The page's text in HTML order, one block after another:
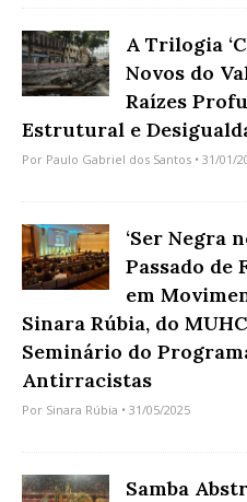
A Trilogia
Novos do
Raízes
Estrutural e
Por Paulo Gabriel dos Santos • 31/01/
‘Ser Negra
Passado de
em
Sinara Rúbia, do
Seminário do
Antirracistas
Por Sinara Rúbia • 31/05/2025
Samba